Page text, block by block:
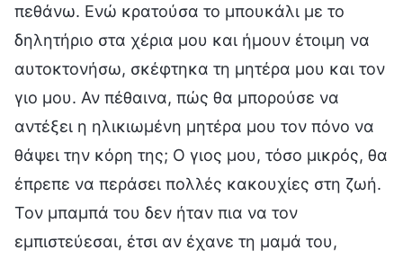
πεθάνω. Ενώ κρατούσα το μπουκάλι με το
δηλητήριο στα χέρια μου και ήμουν έτοιμη να
αυτοκτονήσω, σκέφτηκα τη μητέρα μου και τον
γιο μου. Αν πέθαινα, πώς θα μπορούσε να
αντέξει η ηλικιωμένη μητέρα μου τον πόνο να
θάψει την κόρη της; Ο γιος μου, τόσο μικρός, θα
έπρεπε να περάσει πολλές κακουχίες στη ζωή.
Τον μπαμπά του δεν ήταν πια να τον
εμπιστεύεσαι, έτσι αν έχανε τη μαμά του,